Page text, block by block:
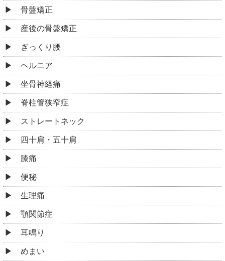
骨盤矯正
産後の骨盤矯正
ぎっくり腰
ヘルニア
坐骨神経痛
脊柱管狭窄症
ストレートネック
四十肩・五十肩
膝痛
便秘
生理痛
顎関節症
耳鳴り
めまい